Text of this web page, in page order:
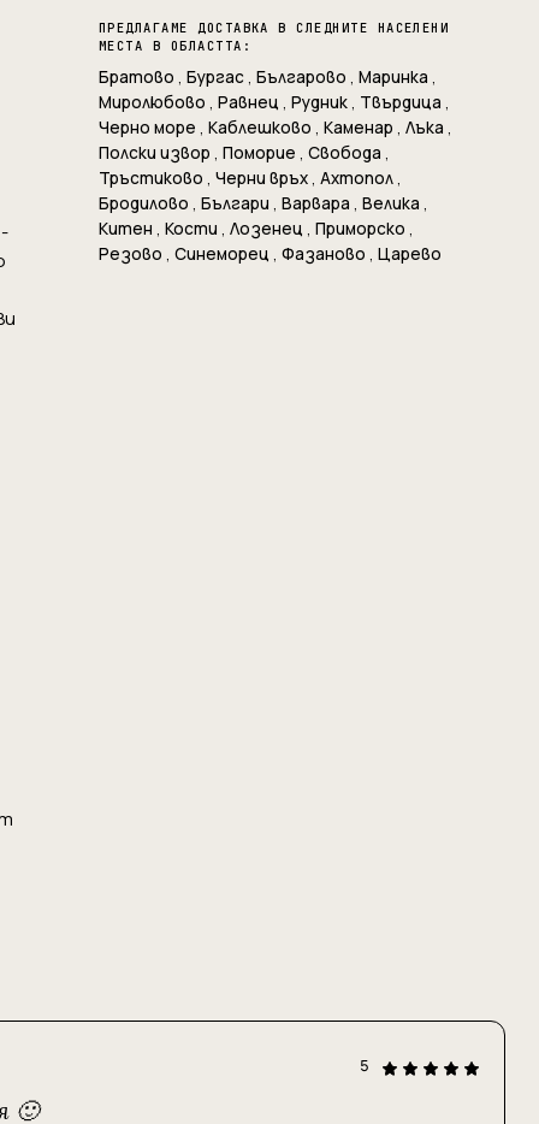
ПРЕДЛАГАМЕ ДОСТАВКА В СЛЕДНИТЕ НАСЕЛЕНИ
МЕСТА В ОБЛАСТТА:
Братово , Бургас , Българово , Маринка ,
Миролюбово , Равнец , Рудник, Твърдица ,
Черно море , Каблешково , Каменар , Лъка ,
Полски извор , Поморие , Свобода ,
Тръстиково , Черни връх, Ахтопол,
Бродилово , Българи , Варвара , Велика ,
Китен , Кости , Лозенец , Приморско ,
Резово , Синеморец , Фазаново , Царево
5
🙂